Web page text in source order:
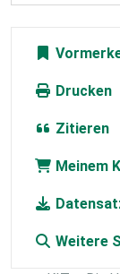
Drucken
Zitieren
Meinem
Weitere